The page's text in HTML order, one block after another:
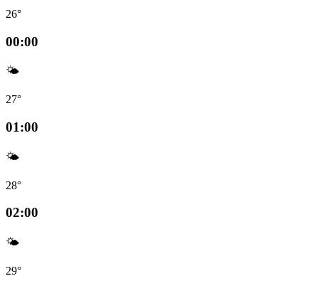
26°
00:00
🌤️
27°
01:00
🌤️
28°
02:00
🌤️
29°